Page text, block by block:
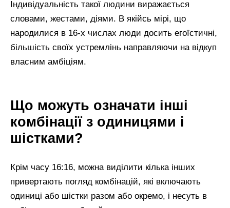
Індивідуальність такої людини виражається
словами, жестами, діями. В якійсь мірі, що
народилися в 16-х числах люди досить егоїстичні,
більшість своїх устремлінь направляючи на відкуп
власним амбіціям.
Що можуть означати інші
комбінації з одиницями і
шістками?
Крім часу 16:16, можна виділити кілька інших
привертають погляд комбінацій, які включають
одиниці або шістки разом або окремо, і несуть в